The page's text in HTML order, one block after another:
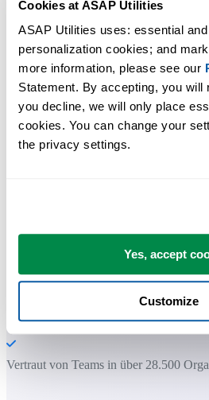
Cookies at ASAP Utilities
ASAP Utilities uses: essential
personalization cookies; and
more information, please see our
Statement. By accepting, you
you decline, we will only place
cookies. You can change your
the privacy settings.
Yes, accept
Customize
Praktische Tools, die viele Excel-
Zeit sparen in Excel.
Sie können sofort loslegen. Keine
Vertraut von Teams in über 28.500